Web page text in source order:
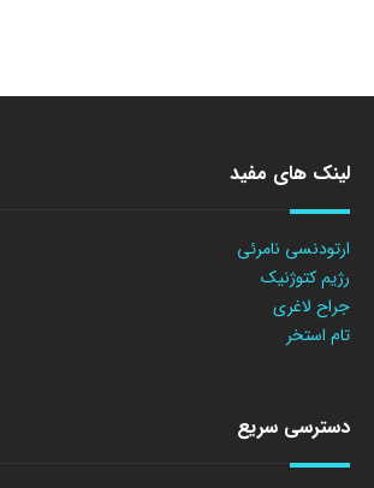
لینک های مفید
ارتودنسی نامرئی
رژیم کتوژنیک
جراح لاغری
تام استخر
دسترسی سریع